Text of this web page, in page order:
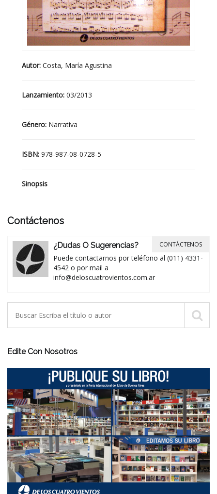
Autor: Costa, María Agustina
Lanzamiento: 03/2013
Género: Narrativa
ISBN: 978-987-08-0728-5
Sinopsis
Contáctenos
¿Dudas O Sugerencias?
Puede contactarnos por teléfono al (011) 4331-
4542 o por mail a
info@deloscuatrovientos.com.ar
CONTÁCTENOS
Edite Con Nosotros